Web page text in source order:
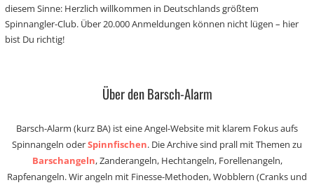
diesem Sinne: Herzlich willkommen in Deutschlands größtem
Spinnangler-Club. Über 20.000 Anmeldungen können nicht lügen – hier
bist Du richtig!
Über den Barsch-Alarm
Barsch-Alarm (kurz BA) ist eine Angel-Website mit klarem Fokus aufs
Spinnangeln oderSpinnfischen. Die Archive sind prall mit Themen zu
Barschangeln, Zanderangeln, Hechtangeln, Forellenangeln,
Rapfenangeln. Wir angeln mit Finesse-Methoden, Wobblern (Cranks und